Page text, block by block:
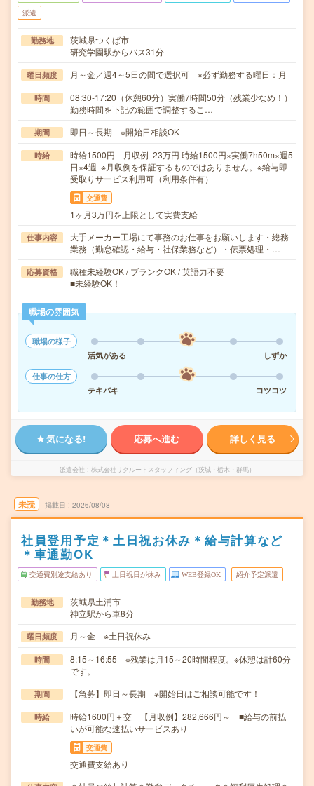
派遣
勤務地
茨城県つくば市
研究学園駅からバス31分
曜日頻度 月～金／週4～5日の間で選択可 ※必ず勤務する曜日：月
時間
08:30-17:20（休憩60分）実働7時間50分（残業少なめ！）
勤務時間を下記の範囲で調整するこ…
期間 即日～長期 ※開始日相談OK
時給
時給1500円 月収例 23万円 時給1500円×実働7h50m×週5
日×4週 ※月収例を保証するものではありません。※給与即
受取りサービス利用可（利用条件有）
交通費
1ヶ月3万円を上限として実費支給
仕事内容
大手メーカー工場にて事務のお仕事をお願いします・総務
業務（勤怠確認・給与・社保業務など）・伝票処理・…
応募資格
職種未経験OK / ブランクOK / 英語力不要
■未経験OK！
職場の雰囲気
職場の様子
活気がある
しずか
仕事の仕方
テキパキ
コツコツ
気になる! 応募へ進む 詳しく見る
派遣会社 株式会社リクルートスタッフィング（茨城・栃木・群馬）
未読 掲載日 2026/08/08
社員登用予定＊土日祝お休み＊給与計算など
＊車通勤OK
交通費別途支給あり 土日祝日が休み WEB登録OK 紹介予定派遣
勤務地
茨城県土浦市
神立駅から車8分
曜日頻度 月～金 ※土日祝休み
時間
8:15～16:55 ※残業は月15～20時間程度。※休憩は計60分
です。
期間 【急募】即日～長期 ※開始日はご相談可能です！
時給
時給1600円＋交 【月収例】282,666円～ ■給与の前払
いが可能な速払いサービスあり
交通費
交通費支給あり